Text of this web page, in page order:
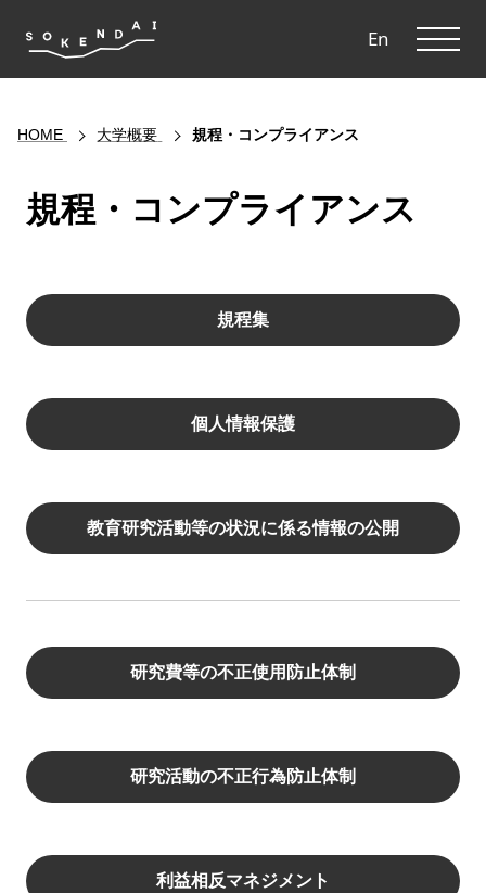
En
HOME 大学概要 規程・コンプライアンス
規程・コンプライアンス
規程集
個人情報保護
教育研究活動等の状況に係る情報の公開
研究費等の不正使用防止体制
研究活動の不正行為防止体制
利益相反マネジメント